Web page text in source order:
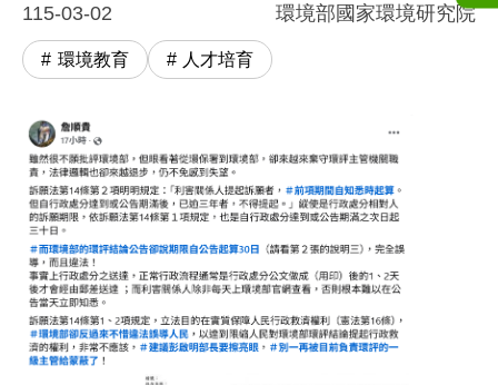
115-03-02
環境部國家環境研究院
環境教育 人才培育